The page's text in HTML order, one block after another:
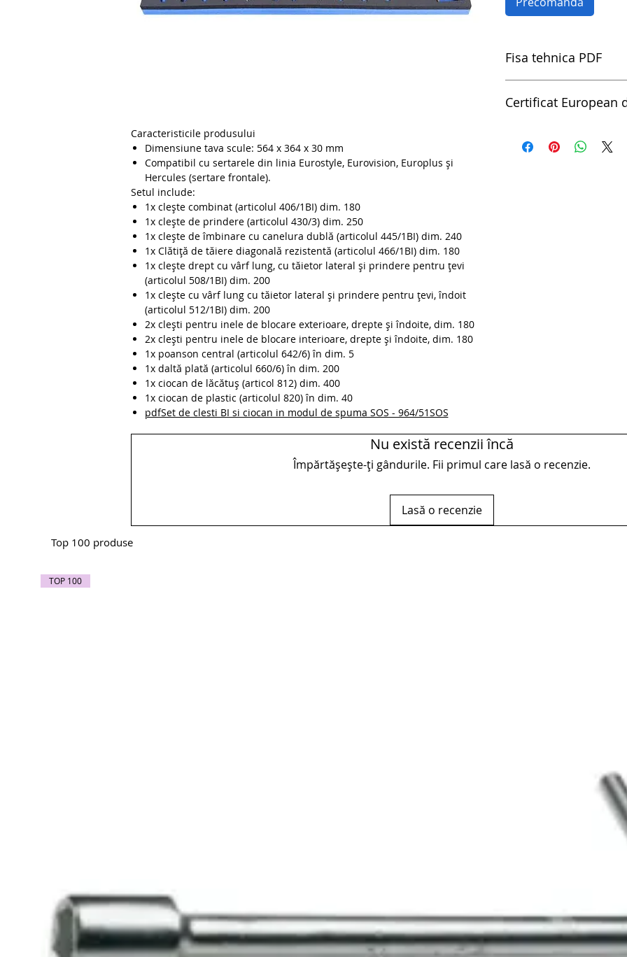
Caracteristicile produsului
Dimensiune tava scule: 564 x 364 x 30 mm
Compatibil cu sertarele din linia Eurostyle, Eurovision, Europlus și
Hercules (sertare frontale).
Setul include:
1x clește combinat (articolul 406/1BI) dim. 180
1x clește de prindere (articolul 430/3) dim. 250
1x clește de îmbinare cu canelura dublă (articolul 445/1BI) dim. 240
1x Clătiță de tăiere diagonală rezistentă (articolul 466/1BI) dim. 180
1x clește drept cu vârf lung, cu tăietor lateral și prindere pentru țevi
(articolul 508/1BI) dim. 200
1x clește cu vârf lung cu tăietor lateral și prindere pentru țevi, îndoit
(articolul 512/1BI) dim. 200
2x clești pentru inele de blocare exterioare, drepte și îndoite, dim. 180
2x clești pentru inele de blocare interioare, drepte și îndoite, dim. 180
1x poanson central (articolul 642/6) în dim. 5
1x daltă plată (articolul 660/6) în dim. 200
1x ciocan de lăcătuș (articol 812) dim. 400
1x ciocan de plastic (articolul 820) în dim. 40
pdfSet de clesti BI si ciocan in modul de spuma SOS - 964/51SOS
Fisa tehnica PDF
- 964/51SOS
Certificat European
Nu există recenzii încă
Împărtășește-ți gândurile. Fii primul care lasă o recenzie.
Lasă o recenzie
Top 100 produse
TOP 100